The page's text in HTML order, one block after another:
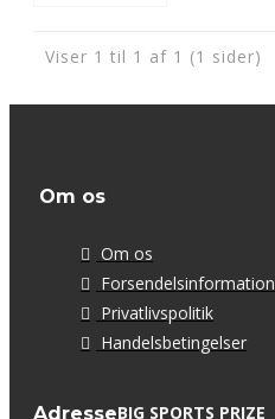
Viser 1 til 1 af 1 (1 sider)
Om os
Om os
Forsendelsinformation
Privatlivspolitik
Handelsbetingelser
AdresseBIG SPORTS PRIZE